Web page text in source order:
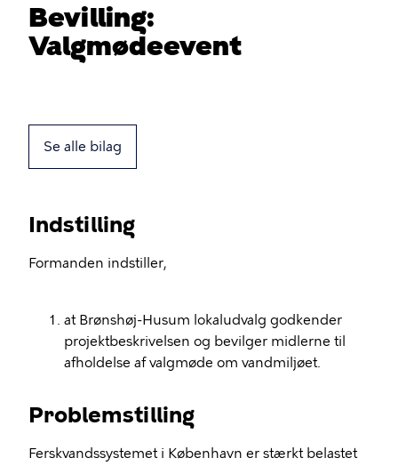
Bevilling:
Valgmødeevent
Se alle bilag
Indstilling
Formanden indstiller,
at Brønshøj-Husum lokaludvalg godkender
projektbeskrivelsen og bevilger midlerne til
afholdelse af valgmøde om vandmiljøet.
Problemstilling
Ferskvandssystemet i København er stærkt belastet